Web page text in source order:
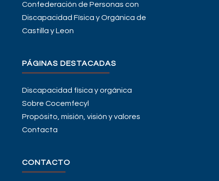
Confederación de Personas con
Discapacidad Física y Orgánica de
Castilla y Leon
PÁGINAS DESTACADAS
Discapacidad física y orgánica
Sobre Cocemfecyl
Propósito, misión, visión y valores
Contacta
CONTACTO